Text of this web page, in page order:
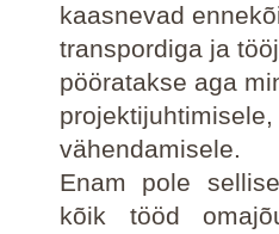
kaasnevad
transpordiga ja
pööratakse aga
vähendamisele.
Enam pole
kõik tööd